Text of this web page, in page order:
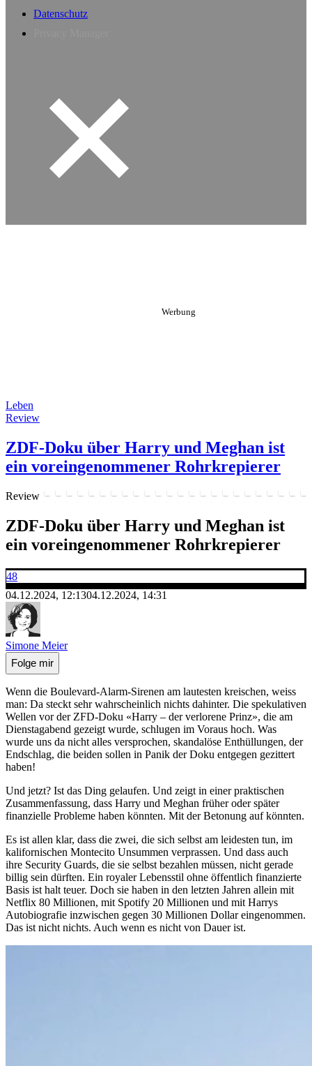
Datenschutz
Leben
Review
ZDF-Doku über Harry und Meghan ist
ein voreingenommener Rohrkrepierer
Review
ZDF-Doku über Harry und Meghan ist
ein voreingenommener Rohrkrepierer
48
04.12.2024, 12:1304.12.2024, 14:31
Simone Meier
Folge mir
Wenn die Boulevard-Alarm-Sirenen am lautesten kreischen, weiss
man: Da steckt sehr wahrscheinlich nichts dahinter. Die spekulativen
Wellen vor der ZFD-Doku «Harry – der verlorene Prinz», die am
Dienstagabend gezeigt wurde, schlugen im Voraus hoch. Was
wurde uns da nicht alles versprochen, skandalöse Enthüllungen, der
Endschlag, die beiden sollen in Panik der Doku entgegen gezittert
haben!
Und jetzt? Ist das Ding gelaufen. Und zeigt in einer praktischen
Zusammenfassung, dass Harry und Meghan früher oder später
finanzielle Probleme haben könnten. Mit der Betonung auf könnten.
Es ist allen klar, dass die zwei, die sich selbst am leidesten tun, im
kalifornischen Montecito Unsummen verprassen. Und dass auch
ihre Security Guards, die sie selbst bezahlen müssen, nicht gerade
billig sein dürften. Ein royaler Lebensstil ohne öffentlich finanzierte
Basis ist halt teuer. Doch sie haben in den letzten Jahren allein mit
Netflix 80 Millionen, mit Spotify 20 Millionen und mit Harrys
Autobiografie inzwischen gegen 30 Millionen Dollar eingenommen.
Das ist nicht nichts. Auch wenn es nicht von Dauer ist.